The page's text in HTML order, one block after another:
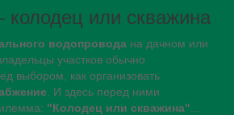
или скважина
водопровода на дачном или
участков обычно
выбором, как организовать
. И здесь перед ними
"Колодец или скважина"